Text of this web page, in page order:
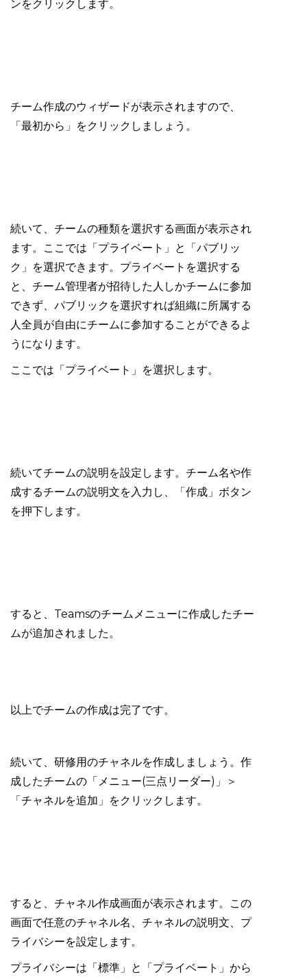
ンをクリックします。
チーム作成のウィザードが表示されますので、
「最初から」をクリックしましょう。
続いて、チームの種類を選択する画面が表示され
ます。ここでは「プライベート」と「パブリッ
ク」を選択できます。プライベートを選択する
と、チーム管理者が招待した人しかチームに参加
できず、パブリックを選択すれば組織に所属する
人全員が自由にチームに参加することができるよ
うになります。
ここでは「プライベート」を選択します。
続いてチームの説明を設定します。チーム名や作
成するチームの説明文を入力し、「作成」ボタン
を押下します。
すると、Teamsのチームメニューに作成したチー
ムが追加されました。
以上でチームの作成は完了です。
続いて、研修用のチャネルを作成しましょう。作
成したチームの「メニュー(三点リーダー)」＞
「チャネルを追加」をクリックします。
すると、チャネル作成画面が表示されます。この
画面で任意のチャネル名、チャネルの説明文、プ
ライバシーを設定します。
プライバシーは「標準」と「プライベート」から